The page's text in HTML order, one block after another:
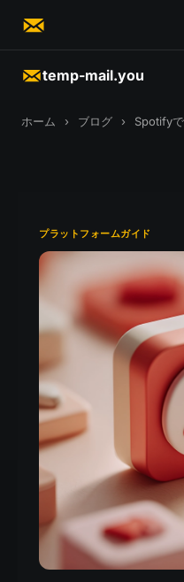
temp-mail.you
ホーム › ブログ › Spotify
プラットフォームガイド